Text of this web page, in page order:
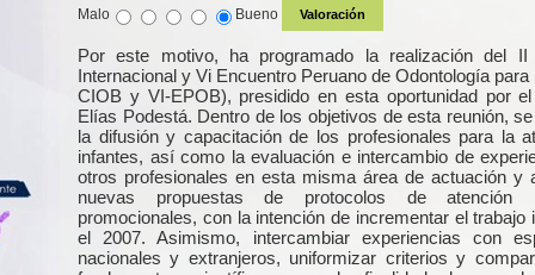
Malo Bueno
Por este motivo, ha programado la realización del II
Internacional y Vi Encuentro Peruano de Odontología para
CIOB y VI-EPOB), presidido en esta oportunidad por
Elías Podestá. Dentro de los objetivos de esta reunión,
la difusión y capacitación de los profesionales para la
infantes, así como la evaluación e intercambio de
otros profesionales en esta misma área de actuación y
nuevas propuestas de protocolos de atención
promocionales, con la intención de incrementar el trabajo
el 2007. Asimismo, intercambiar experiencias con
nacionales y extranjeros, uniformizar criterios y